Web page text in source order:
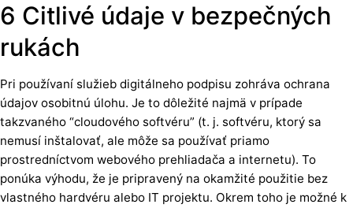
6 Citlivé údaje v bezpečných
rukách
Pri používaní služieb digitálneho podpisu zohráva ochrana
údajov osobitnú úlohu. Je to dôležité najmä v prípade
takzvaného “cloudového softvéru” (t. j. softvéru, ktorý sa
nemusí inštalovať, ale môže sa používať priamo
prostredníctvom webového prehliadača a internetu). To
ponúka výhodu, že je pripravený na okamžité použitie bez
vlastného hardvéru alebo IT projektu. Okrem toho je možné k